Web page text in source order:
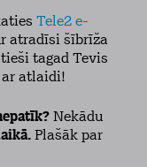
Tele2 e-
atradīsi šībrīža
tagad Tevis
atlaidi!
Nekādu
Plašāk par